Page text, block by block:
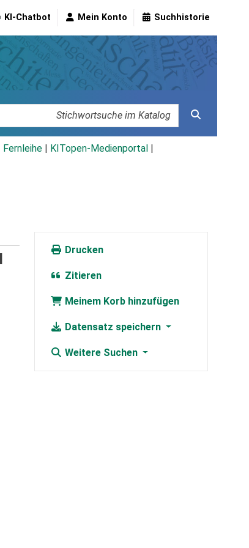
KI-Chatbot Mein Konto Suchhistorie
Fernleihe KITopen-Medienportal
Drucken
Zitieren
Meinem Korb hinzufügen
Datensatz speichern
Weitere Suchen